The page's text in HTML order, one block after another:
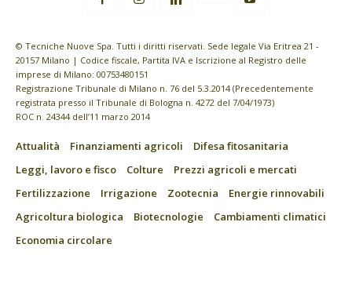
© Tecniche Nuove Spa. Tutti i diritti riservati. Sede legale Via Eritrea 21 -
20157 Milano | Codice fiscale, Partita IVA e Iscrizione al Registro delle
imprese di Milano: 00753480151
Registrazione Tribunale di Milano n. 76 del 5.3.2014 (Precedentemente
registrata presso il Tribunale di Bologna n. 4272 del 7/04/1973)
ROC n. 24344 dell’11 marzo 2014
Attualità Finanziamenti agricoli
Difesa fitosanitaria
Leggi, lavoro e fisco
Colture
Prezzi agricoli e mercati
Fertilizzazione
Irrigazione Zootecnia
Energie rinnovabili
Agricoltura biologica
Biotecnologie
Cambiamenti climatici
Economia circolare